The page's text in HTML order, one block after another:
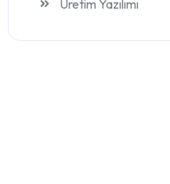
Üretim Yazılımı